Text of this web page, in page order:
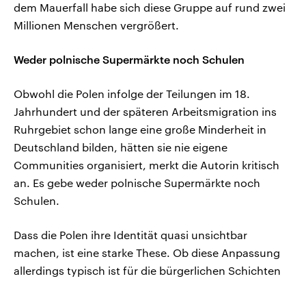
dem Mauerfall habe sich diese Gruppe auf rund zwei
Millionen Menschen vergrößert.
Weder polnische Supermärkte noch Schulen
Obwohl die Polen infolge der Teilungen im 18.
Jahrhundert und der späteren Arbeitsmigration ins
Ruhrgebiet schon lange eine große Minderheit in
Deutschland bilden, hätten sie nie eigene
Communities organisiert, merkt die Autorin kritisch
an. Es gebe weder polnische Supermärkte noch
Schulen.
Dass die Polen ihre Identität quasi unsichtbar
machen, ist eine starke These. Ob diese Anpassung
allerdings typisch ist für die bürgerlichen Schichten